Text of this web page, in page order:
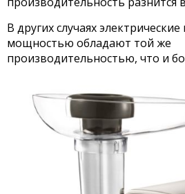
В других случаях
мощностью обладают той же
производительностью, что и